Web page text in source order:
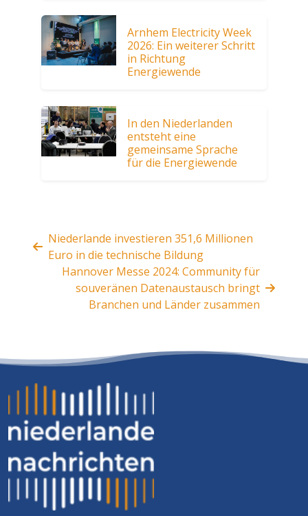
Arnhem Electricity Week
2026: Ein weiterer Schritt
in Richtung
Energiewende
In den Niederlanden
entsteht eine
gemeinsame Sprache
für die Energiewende
Niederlande investieren 351,6 Millionen
Euro in die technische Bildung
Hannover Messe 2024: Community für
souveränen Datenaustausch bringt
Branchen und Länder zusammen